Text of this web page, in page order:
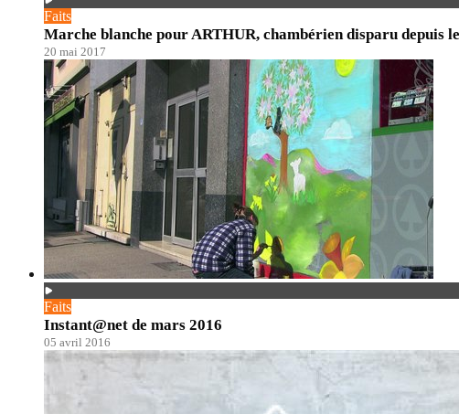
Faits
Marche blanche pour ARTHUR, chambérien disparu depuis
20 mai 2017
Faits
Instant@net de mars 2016
05 avril 2016